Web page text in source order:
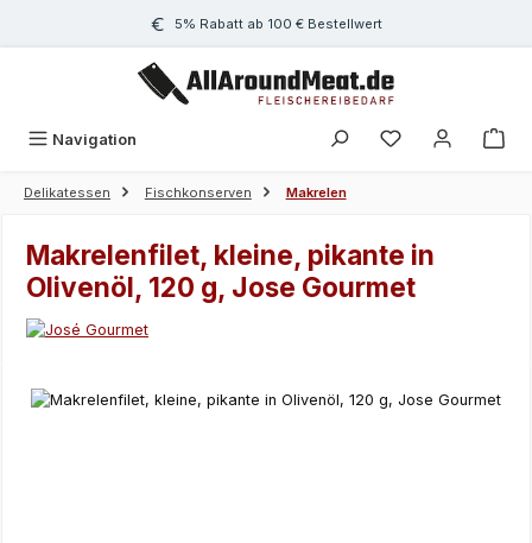
Zum Hauptinhalt springen5% Rabatt ab 100 € Bestellwert
Navigation
Delikatessen Fischkonserven Makrelen
Makrelenfilet, kleine, pikante in
Olivenöl, 120 g, Jose Gourmet
Bildergalerie überspringen